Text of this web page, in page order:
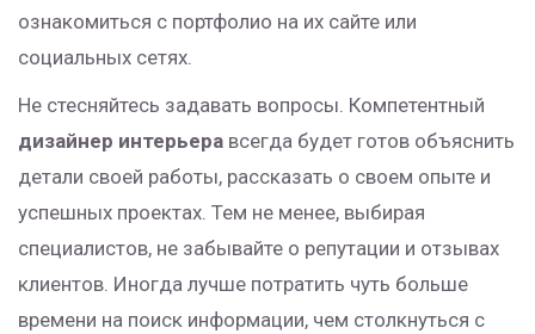
ознакомиться с портфолио на их сайте или
социальных сетях.
Не стесняйтесь задавать вопросы. Компетентный
дизайнер интерьера всегда будет готов объяснить
детали своей работы, рассказать о своем опыте и
успешных проектах. Тем не менее, выбирая
специалистов, не забывайте о репутации и отзывах
клиентов. Иногда лучше потратить чуть больше
времени на поиск информации, чем столкнуться с